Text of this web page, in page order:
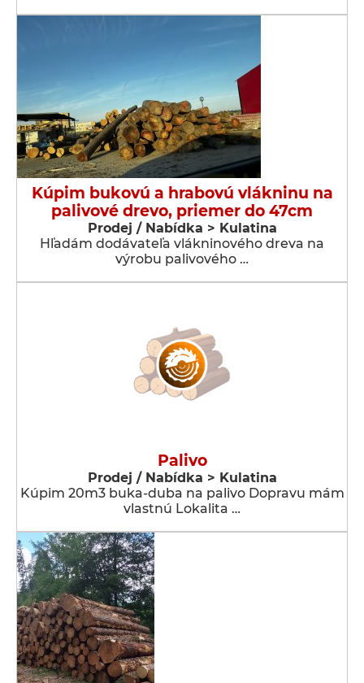
Kúpim bukovú a hrabovú vlákninu na
palivové drevo, priemer do 47cm
Prodej / Nabídka > Kulatina
Hľadám dodávateľa vlákninového dreva na
výrobu palivového …
Palivo
Prodej / Nabídka > Kulatina
Kúpim 20m3 buka-duba na palivo Dopravu mám
vlastnú Lokalita …